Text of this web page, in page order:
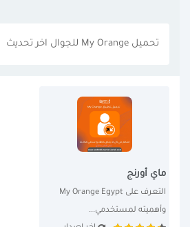
تحميل My Orange للجوال اخر تحديث
ماي أورنج
وأهميته لمستخدمي...